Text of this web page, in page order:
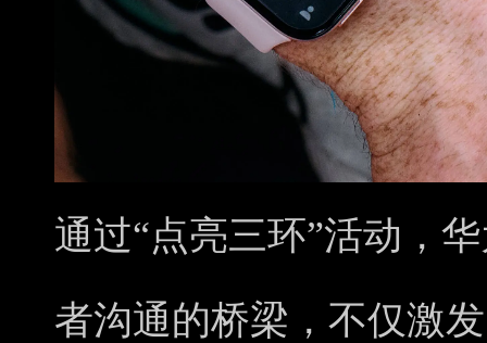
通过“点亮三环”活动，
者沟通的桥梁，不仅激